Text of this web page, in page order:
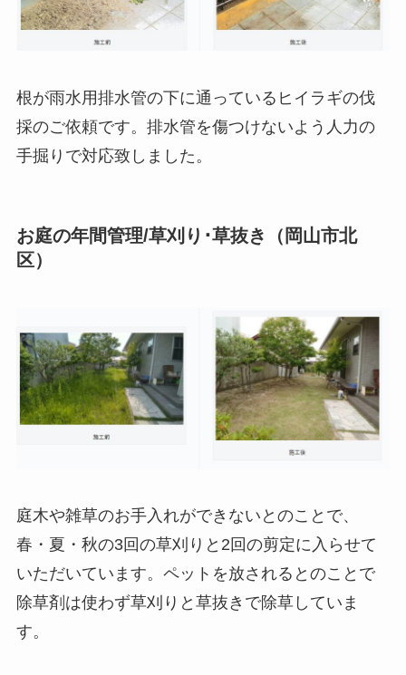
根が雨水用排水管の下に通っているヒイラギの伐
採のご依頼です。排水管を傷つけないよう人力の
手掘りで対応致しました。
お庭の年間管理/草刈り･草抜き（岡山市北
区）
庭木や雑草のお手入れができないとのことで、
春・夏・秋の3回の草刈りと2回の剪定に入らせて
いただいています。ペットを放されるとのことで
除草剤は使わず草刈りと草抜きで除草していま
す。